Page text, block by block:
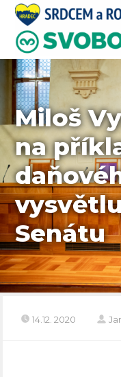
Miloš
na
Senátu
14.12. 2020